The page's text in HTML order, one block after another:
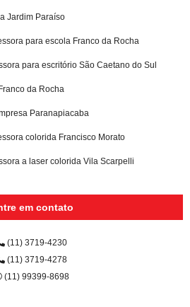
Jardim Paraíso
para escola Franco da Rocha
para escritório São Caetano do Sul
da Rocha
Paranapiacaba
colorida Francisco Morato
a laser colorida Vila Scarpelli
em contato
(11) 3719-4230
(11) 3719-4278
(11) 99399-8698